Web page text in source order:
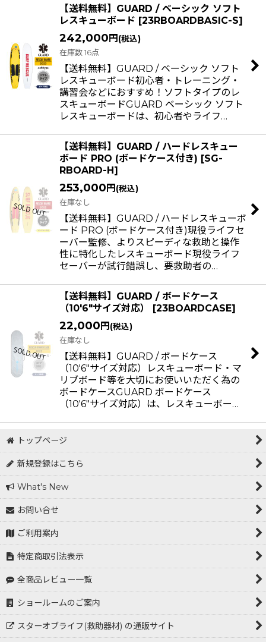
【送料無料】GUARD / ベーシック ソフト
レスキューボード [23RBOARDBASIC-S]
242,000 円 (税込)
在庫数 16点
【送料無料】GUARD / ベーシック ソフト
レスキューボード初心者・トレーニング・
講習会などにおすすめ！ソフトタイプのレ
スキューボードGUARD ベーシック ソフト
レスキューボードは、初心者やライフ…
【送料無料】GUARD / ハードレスキュー
ボード PRO (ボードケース付き) [SG-
RBOARD-H ]
253,000 円 (税込)
在庫なし
【送料無料】GUARD / ハードレスキューボ
ード PRO (ボードケース付き)現役ライフセ
ーバー監修、よりスピーディな救助と操作
性に特化したレスキューボード現役ライフ
セーバーが試行錯誤し、要救助者の…
【送料無料】GUARD / ボードケース
（10'6"サイズ対応）
[23BOARDCASE]
22,000 円 (税込)
在庫なし
【送料無料】GUARD / ボードケース
（10'6"サイズ対応）レスキューボード・マ
リブボード等を大切にお使いいただく為の
ボードケースGUARD ボードケース
（10'6"サイズ対応）は、レスキューボー…
トップページ
新規登録はこちら
What's New
お問い合せ
ご利用案内
特定商取引法表示
全商品レビュー一覧
ショールームのご案内
スターオブライフ(救助器材) の通販サイト